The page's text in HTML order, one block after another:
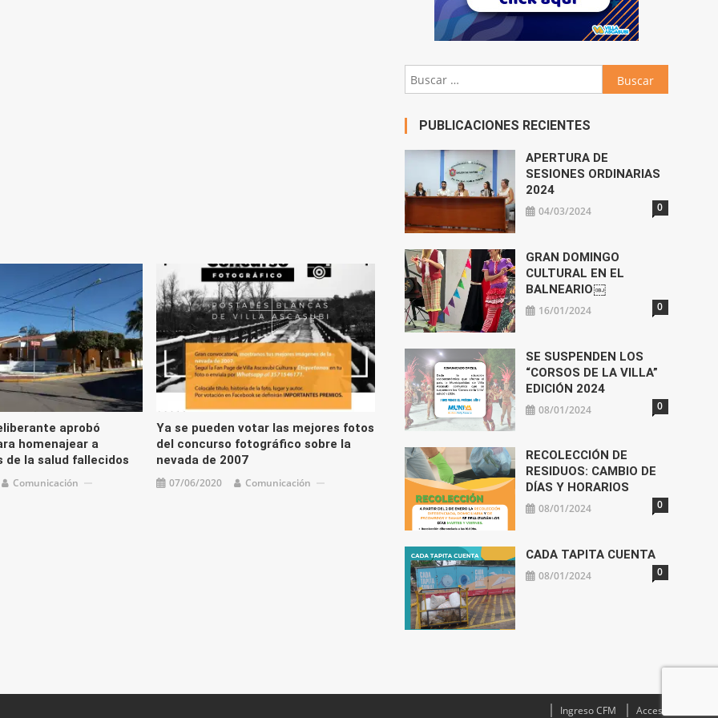
aprobó
homenajear a
de la salud fallecidos
Comunicación
Ya se pueden votar las mejores fotos
del concurso fotográfico sobre la
nevada de 2007
07/06/2020 Comunicación
Buscar:
PUBLICACIONES RECIENTES
APERTURA DE
SESIONES ORDINARIAS
2024
04/03/2024 0
GRAN DOMINGO
CULTURAL EN EL
BALNEARIO￼
16/01/2024 0
SE SUSPENDEN LOS
“CORSOS DE LA VILLA”
EDICIÓN 2024
08/01/2024 0
RECOLECCIÓN DE
RESIDUOS: CAMBIO DE
DÍAS Y HORARIOS
08/01/2024 0
CADA TAPITA CUENTA
08/01/2024 0
Ingreso CFM Acceso